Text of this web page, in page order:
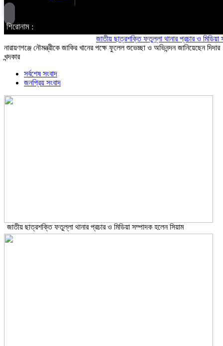
শিরোনাম :
জাতীয় ছাত্রশক্তি ফতুল্লা থানার প্রচার ও মিডিয়া সম্পাদক
নারায়ণগঞ্জে নৌমন্ত্রীকে জাকির খানের পক্ষে ফুলেল শুভেচ্ছা ও অভিনন্দন জানিয়েছেন দিদার
খন্দকার
সর্বশেষ সংবাদ
জনপ্রিয় সংবাদ
জাতীয় ছাত্রশক্তি ফতুল্লা থানার প্রচার ও মিডিয়া সম্পাদক হলেন সিয়াম